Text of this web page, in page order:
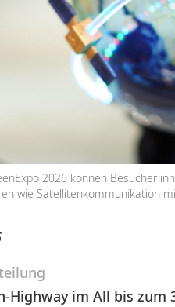
2026 können
wie Satellitenkommunikation
Highway im All bis zum